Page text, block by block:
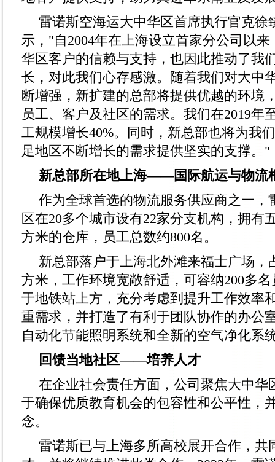
雷诺斯空海运大中华区首席执行官克徐
示，"自2004年在上海设立首家分公司以
华区客户的信赖与支持，也因此推动了我
长，对此我们心存感激。随着我们对大中
断增强，新扩建的总部将提供优越的环境
员工、客户及社区的需求。我们在2019年
工规模增长40%。同时，新总部也将为我
足地区不断增长的需求提供坚实的支撑。"
新总部所在地上海——国际航运与物流
作为全球首选的物流服务供应商之一，
区在20多个城市设有22家分支机构，拥有
方米的仓库，员工总数约800名。
新总部落户于上海北外滩来福士广场，
方米，工作环境宽敞舒适，可容纳200多
于地铁站上方，充分考虑到提升工作效率
重需求，并打造了有利于团队协作的办公
自动化节能照明系统和全新的空气净化系
回馈当地社区——培养人才
在企业社会责任方面，公司聚焦大中华
于确保优质教育机会的包容性和公平性，
念。
雷诺斯已与上海多所高校展开合作，共